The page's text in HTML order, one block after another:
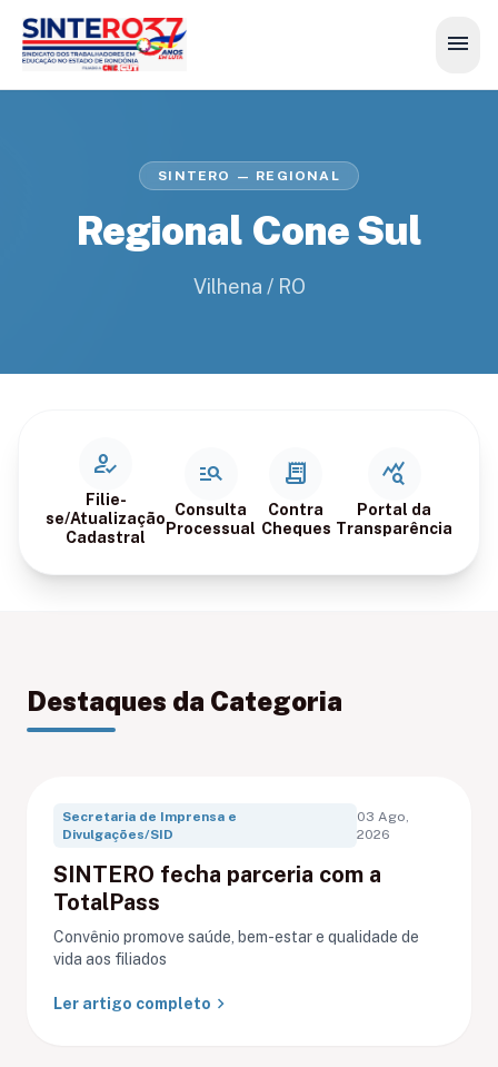
menu
SINTERO — REGIONAL
Regional Cone Sul
Vilhena / RO
how_to_reg
Filie-
se/Atualização
Cadastral
manage_search
Consulta
Processual
receipt_long
Contra
Cheques
query_stats
Portal da
Transparência
Destaques da Categoria
Secretaria de Imprensa e
Divulgações/SID
03 Ago,
2026
SINTERO fecha parceria com a
TotalPass
Convênio promove saúde, bem-estar e qualidade de
vida aos filiados
Ler artigo completo chevron_right